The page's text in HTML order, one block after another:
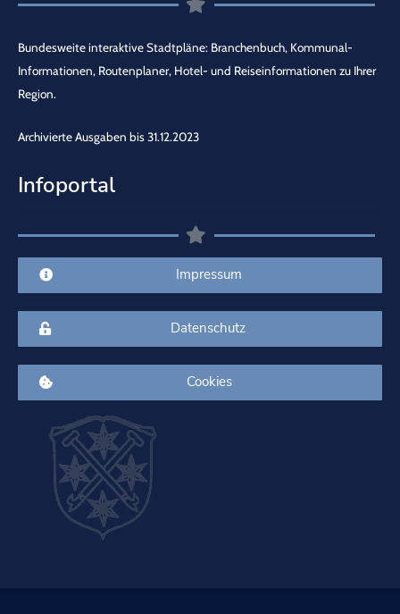
Bundesweite interaktive Stadtpläne: Branchenbuch, Kommunal-
Informationen, Routenplaner, Hotel- und Reiseinformationen zu Ihrer
Region.
Archivierte Ausgaben bis 31.12.2023
Infoportal
Impressum
Datenschutz
Cookies